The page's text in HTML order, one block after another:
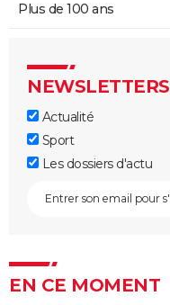
Plus de 100 ans
NEWSLETTERS
Actualité
Sport
Les dossiers d'actu
EN CE MOMENT